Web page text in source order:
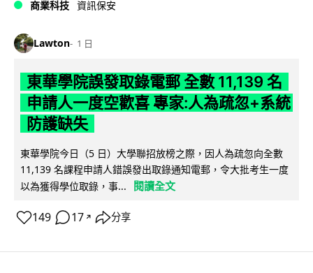
商業科技 資訊保安
Lawton 1 日
東華學院誤發取錄電郵 全數 11,139 名
申請人一度空歡喜 專家:人為疏忽+系統
防護缺失
東華學院今日（5 日）大學聯招放榜之際，因人為疏忽向全數
11,139 名課程申請人錯誤發出取錄通知電郵，令大批考生一度
以為獲得學位取錄，事...
閱讀全文
149 17 ↗ 分享